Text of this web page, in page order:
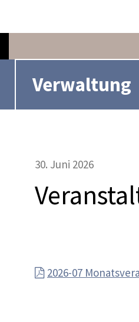
Verwaltung
30. Juni 2026
2026-07